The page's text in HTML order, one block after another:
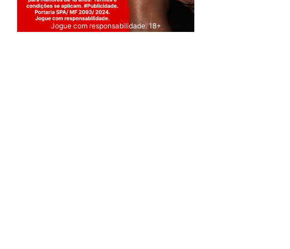
Jogue com responsabilidade. 18+